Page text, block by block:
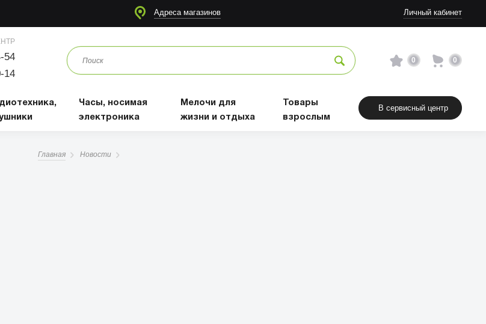
Адреса магазинов Личный кабинет
54
14
0 0
Часы, носимая
электроника
Мелочи для
жизни и отдыха
Товары
взрослым
В сервисный центр
Главная Новости